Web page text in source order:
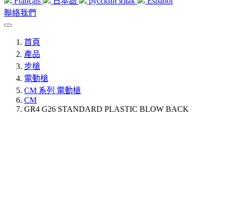
聯絡我們
首頁
產品
步槍
電動槍
CM 系列 電動槍
CM
GR4 G26 STANDARD PLASTIC BLOW BACK